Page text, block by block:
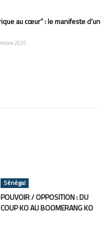
au cœur” : le manifeste d’un
2025
Sénégal
POUVOIR / OPPOSITION : DU
COUP KO AU BOOMERANG KO